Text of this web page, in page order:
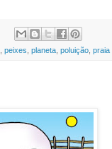
peixes planeta, poluição, praia